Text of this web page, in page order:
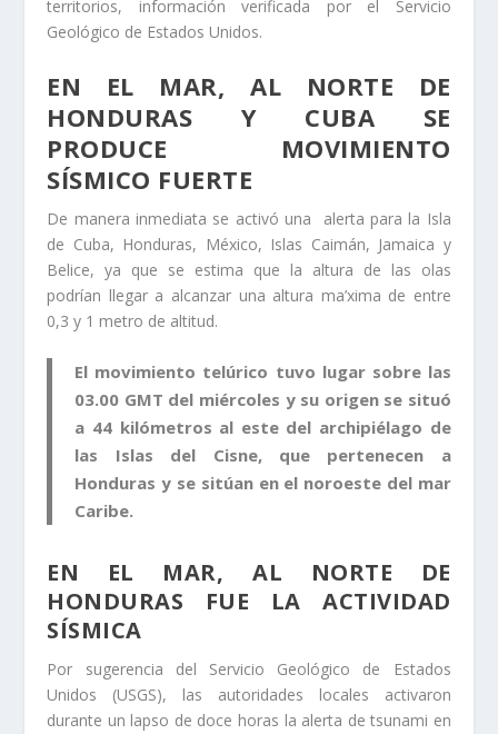
territorios, información verificada por el Servicio
Geológico de Estados Unidos.
EN EL MAR, AL NORTE DE
HONDURAS Y CUBA SE
PRODUCE MOVIMIENTO
SÍSMICO FUERTE
De manera inmediata se activó una alerta para la Isla
de Cuba, Honduras, México, Islas Caimán, Jamaica y
Belice, ya que se estima que la altura de las olas
podrían llegar a alcanzar una altura ma’xima de entre
0,3 y 1 metro de altitud.
El movimiento telúrico tuvo lugar sobre las
03.00 GMT del miércoles y su origen se situó
a 44 kilómetros al este del archipiélago de
las Islas del Cisne, que pertenecen a
Honduras y se sitúan en el noroeste del mar
Caribe.
EN EL MAR, AL NORTE DE
HONDURAS FUE LA ACTIVIDAD
SÍSMICA
Por sugerencia del Servicio Geológico de Estados
Unidos (USGS), las autoridades locales activaron
durante un lapso de doce horas la alerta de tsunami en